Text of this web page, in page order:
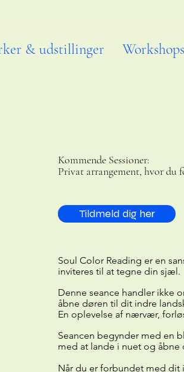
& udstillinger Workshops
Kommende Sessioner:
Privat arrangement, hvor du
Tildmeld dig her
Soul Color Reading er en
inviteres til at tegne din sjæl.
Denne seance handler ikke
åbne døren til dit indre
En oplevelse af nærvær,
Seancen begynder med en
med at lande i nuet og
Når du er forbundet med dit